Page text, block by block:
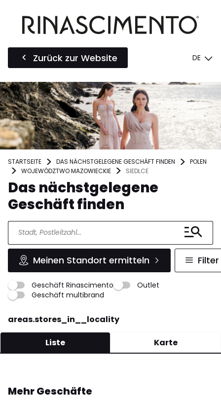
Zurück zur Website DE
STARTSEITE DAS NÄCHSTGELEGENE GESCHÄFT FINDEN
POLEN
WOJEWÓDZTWO MAZOWIECKIE
SIEDLCE
Das nächstgelegene
Geschäft finden
Meinen Standort ermitteln Filter
Geschäft Rinascimento
Outlet
Geschäft multibrand
areas.stores_in__locality
Liste Karte
Andorra
Piłsudskiego 74 08-110 Siedlce
Mehr Geschäfte